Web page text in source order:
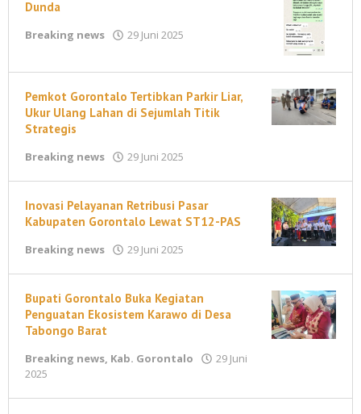
Dunda
Breaking news 29 Juni 2025
Pemkot Gorontalo Tertibkan Parkir Liar,
Ukur Ulang Lahan di Sejumlah Titik
Strategis
Breaking news 29 Juni 2025
Inovasi Pelayanan Retribusi Pasar
Kabupaten Gorontalo Lewat ST12-PAS
Breaking news 29 Juni 2025
B
Bupati Gorontalo Buka Kegiatan
Penguatan Ekosistem Karawo di Desa
Tabongo Barat
Breaking news, Kab. Gorontalo
29 Juni
2025